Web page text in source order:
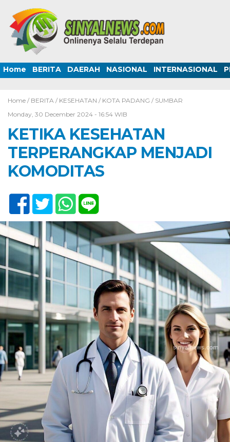
Home BERITA DAERAH NASIONAL INTERNASIONAL
Home / BERITA / KESEHATAN / KOTA PADANG / SUMBAR
Monday, 30 December 2024 - 16:54 WIB
KETIKA KESEHATAN
TERPERANGKAP MENJADI
KOMODITAS